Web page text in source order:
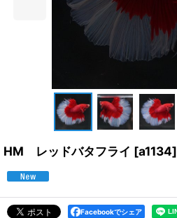
HM レッドバタフライ [a1134]
Facebookでシェア